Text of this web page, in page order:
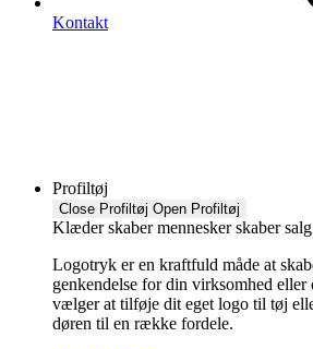
Kontakt
Profiltøj
Close Profiltøj Open Profiltøj
Klæder skaber mennesker skaber salg
Logotryk er en kraftfuld måde at
genkendelse for din virksomhed eller
vælger at tilføje dit eget logo til tøj
døren til en række fordele.